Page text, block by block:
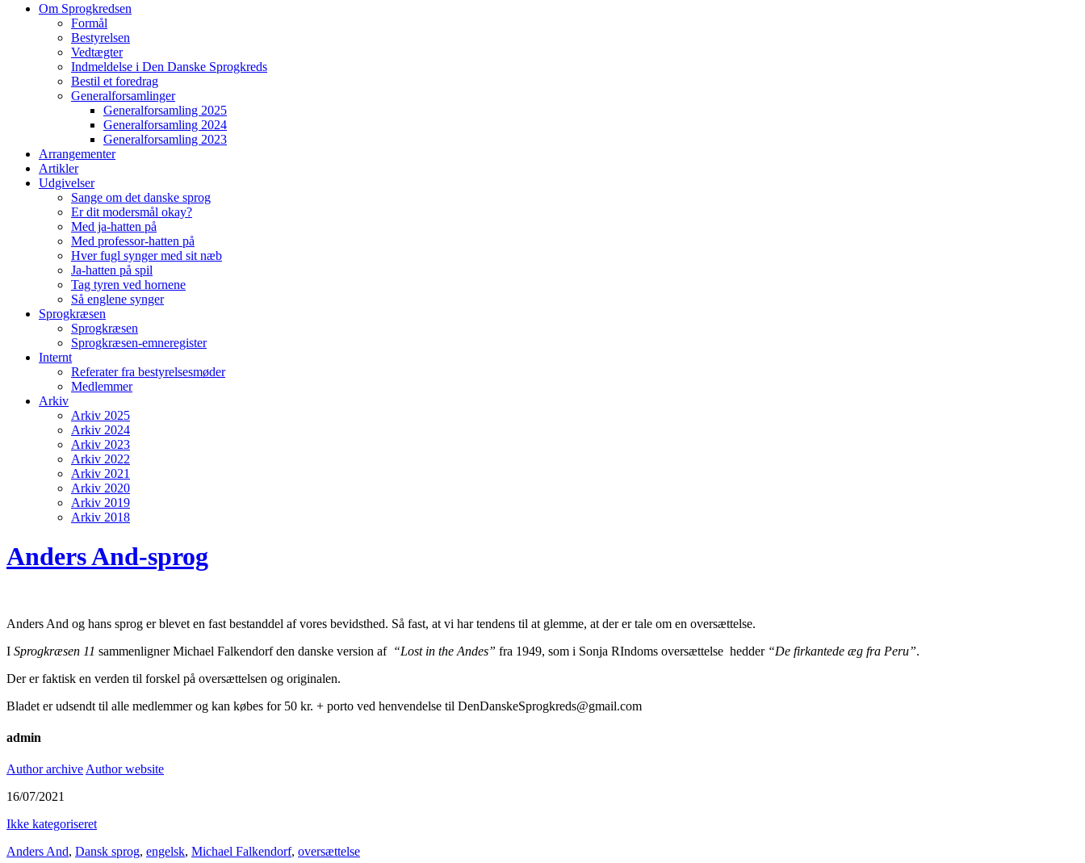
Om Sprogkredsen
Formål
Bestyrelsen
Vedtægter
Indmeldelse i Den Danske Sprogkreds
Bestil et foredrag
Generalforsamlinger
Generalforsamling 2025
Generalforsamling 2024
Generalforsamling 2023
Arrangementer
Artikler
Udgivelser
Sange om det danske sprog
Er dit modersmål okay?
Med ja-hatten på
Med professor-hatten på
Hver fugl synger med sit næb
Ja-hatten på spil
Tag tyren ved hornene
Så englene synger
Sprogkræsen
Sprogkræsen
Sprogkræsen-emneregister
Internt
Referater fra bestyrelsesmøder
Medlemmer
Arkiv
Arkiv 2025
Arkiv 2024
Arkiv 2023
Arkiv 2022
Arkiv 2021
Arkiv 2020
Arkiv 2019
Arkiv 2018
Anders And-sprog
Anders And og hans sprog er blevet en fast bestanddel af vores bevidsthed. Så fast, at vi har tendens til at glemme, at der er tale om en oversættelse.
I Sprogkræsen 11 sammenligner Michael Falkendorf den danske version af “Lost in the Andes” fra 1949, som i Sonja RIndoms oversættelse hedder “De firkantede æg fra Peru”.
Der er faktisk en verden til forskel på oversættelsen og originalen.
Bladet er udsendt til alle medlemmer og kan købes for 50 kr. + porto ved henvendelse til DenDanskeSprogkreds@gmail.com
admin
Author archive Author website
16/07/2021
Ikke kategoriseret
Anders And, Dansk sprog, engelsk, Michael Falkendorf, oversættelse